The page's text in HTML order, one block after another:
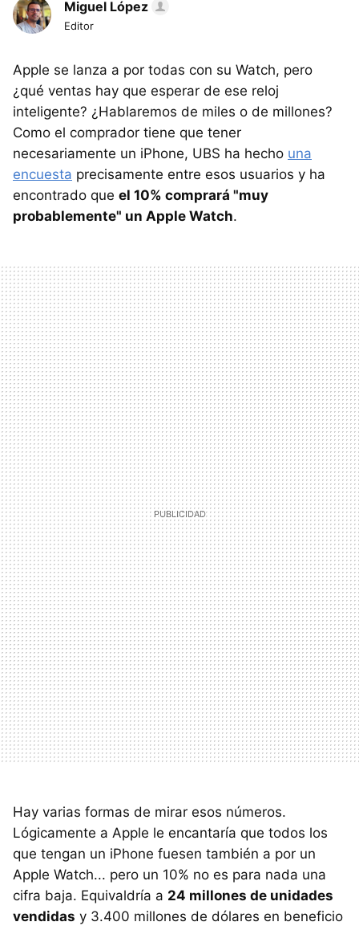
Miguel López
Editor
Apple se lanza a por todas con su Watch, pero
¿qué ventas hay que esperar de ese reloj
inteligente? ¿Hablaremos de miles o de millones?
Como el comprador tiene que tener
necesariamente un iPhone, UBS ha hecho una
encuesta precisamente entre esos usuarios y ha
encontrado que el 10% comprará "muy
probablemente" un Apple Watch.
Hay varias formas de mirar esos números.
Lógicamente a Apple le encantaría que todos los
que tengan un iPhone fuesen también a por un
Apple Watch... pero un 10% no es para nada una
cifra baja. Equivaldría a 24 millones de unidades
vendidas y 3.400 millones de dólares en beneficio